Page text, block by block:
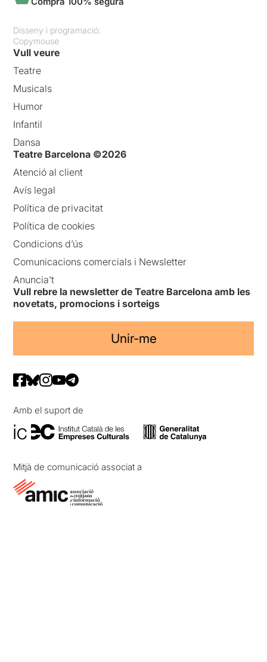
Disseny i programació:
Copymouse
Vull veure
Teatre
Musicals
Humor
Infantil
Dansa
Teatre Barcelona ©2026
Atenció al client
Avís legal
Política de privacitat
Política de cookies
Condicions d’ús
Comunicacions comercials i Newsletter
Anuncia’t
Vull rebre la newsletter de Teatre Barcelona amb les
novetats, promocions i sorteigs
Unir-me
Amb el suport de
Mitjà de comunicació associat a